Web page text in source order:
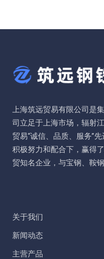
上海筑远贸易有限公司是
司立足于上海市场，辐射
贸易“诚信、品质、服务”
积极努力和配合下，赢得
贸知名企业，与宝钢、鞍
关于我们
新闻动态
主营产品